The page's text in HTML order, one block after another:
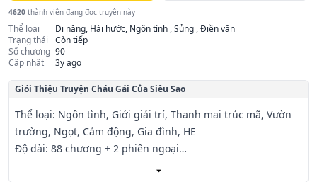
4620 thành viên đang đọc truyện này
Thể loại
Dị năng, Hài hước, Ngôn tình , Sủng , Điền văn
Trạng thái
Còn tiếp
Số chương 90
Cập nhật
3y ago
Giói Thiệu Truyện Cháu Gái Của Siêu Sao
Thể loại: Ngôn tình, Giới giải trí, Thanh mai trúc mã, Vườn
trường, Ngọt, Cảm động, Gia đình, HE
Độ dài: 88 chương + 2 phiên ngoại